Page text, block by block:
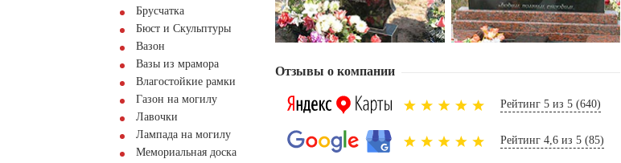
Брусчатка
Бюст и Скульптуры
Вазон
Вазы из мрамора
Влагостойкие рамки
Газон на могилу
Лавочки
Лампада на могилу
Мемориальная доска
Отзывы о компании
Рейтинг 5 из 5 (640)
Рейтинг 4,6 из 5 (85)